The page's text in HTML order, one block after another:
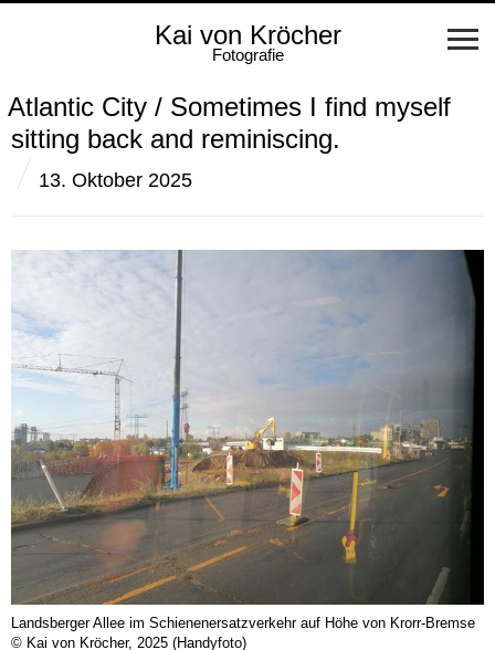
Kai von Kröcher
Fotografie
Atlantic City / Sometimes I find myself
sitting back and reminiscing.
13. Oktober 2025
Landsberger Allee im Schienenersatzverkehr auf Höhe von Krorr-Bremse
© Kai von Kröcher, 2025 (Handyfoto)